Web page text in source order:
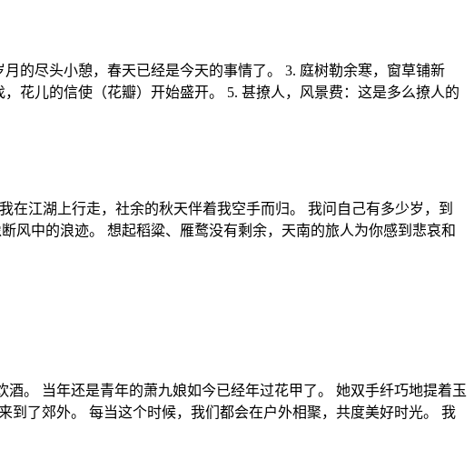
的尽头小憩，春天已经是今天的事情了。 3. 庭树勒余寒，窗草铺新
花儿的信使（花瓣）开始盛开。 5. 甚撩人，风景费：这是多么撩人的
江湖上行走，社余的秋天伴着我空手而归。 我问自己有多少岁，到
风中的浪迹。 想起稻粱、雁鹜没有剩余，天南的旅人为你感到悲哀和
。 当年还是青年的萧九娘如今已经年过花甲了。 她双手纤巧地提着玉
了郊外。 每当这个时候，我们都会在户外相聚，共度美好时光。 我